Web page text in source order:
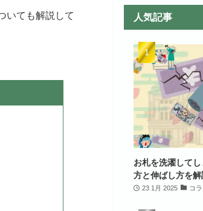
いても解説して
人気記事
お札を洗濯して
方と伸ばし方を解
23 1月 2025 コ